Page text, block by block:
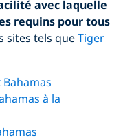
avec laquelle
requins pour tous
sites tels queTiger
à la